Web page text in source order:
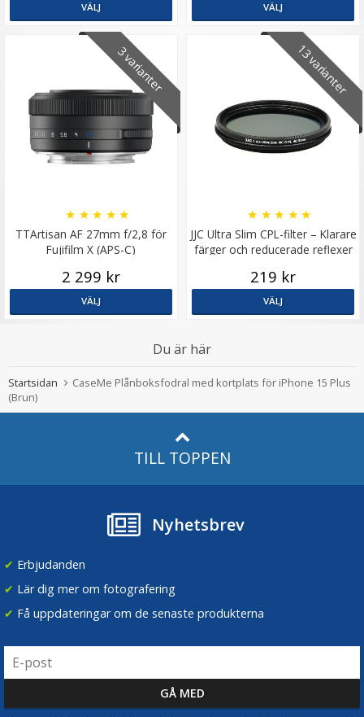
K&F Concept Rengöringsvätska för kamerans
VÄLJ VÄLJ
3 varianter
TTArtisan AF 27mm f/2,8 för
Fujifilm X (APS-C)
★ ★ ★ ★ ★
2 299 kr
VÄLJ
13 varianter
JJC Ultra Slim CPL-filter – Klarare
färger och reducerade reflexer
★ ★ ★ ★ ★
219 kr
VÄLJ
Du är här
Startsidan
CaseMe Plånboksfodral med kortplats för iPhone 15 Plus
(Brun)
TILL TOPPEN
Nyhetsbrev
✔ Erbjudanden
✔ Lär dig mer om fotografering
✔ Få uppdateringar om de senaste produkterna